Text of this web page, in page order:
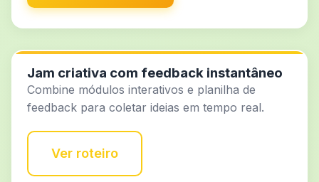
Jam criativa com feedback instantâneo
Combine módulos interativos e planilha de
feedback para coletar ideias em tempo real.
Ver roteiro